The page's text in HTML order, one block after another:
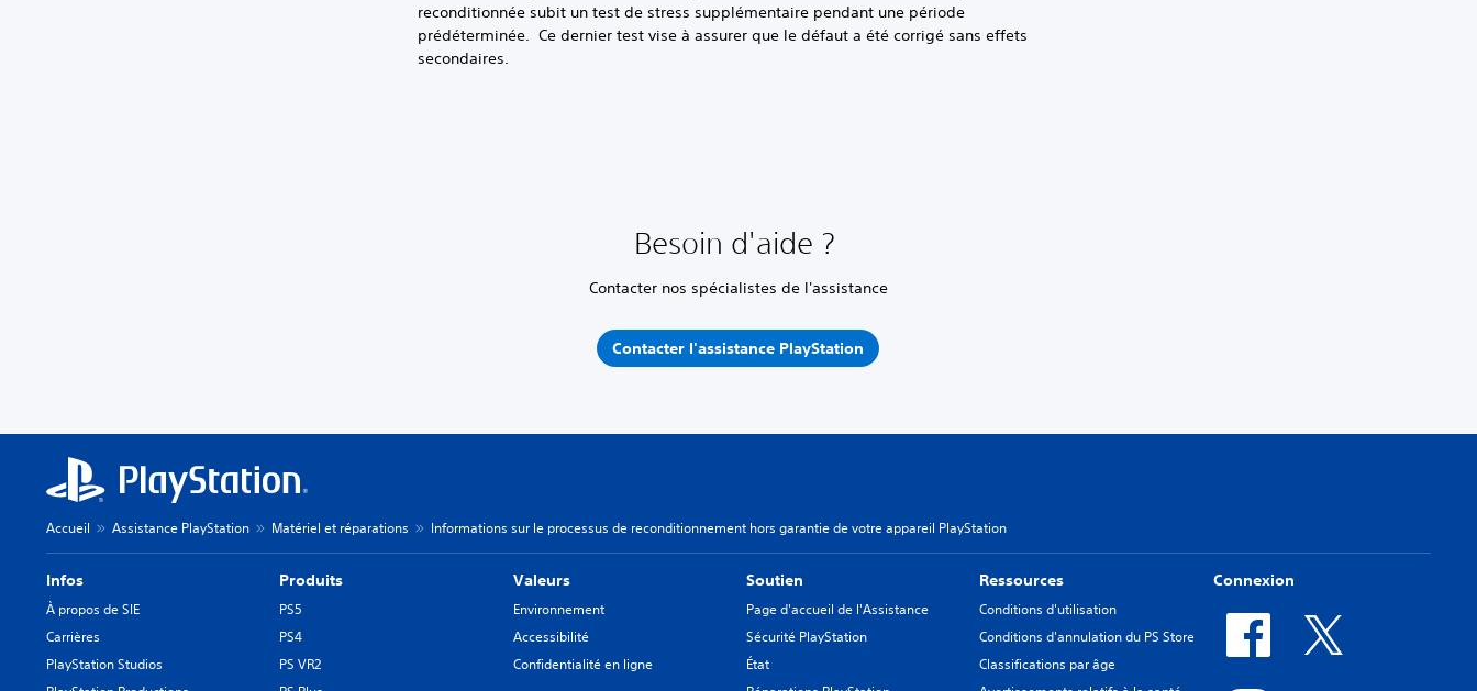
reconditionnée subit un test de stress supplémentaire pendant une période
prédéterminée. Ce dernier test vise à assurer que le défaut a été corrigé sans effets
secondaires.
Besoin d'aide ?
Contacter nos spécialistes de l'assistance
Contacter l'assistance PlayStation
Accueil Assistance PlayStation Matériel et réparations Informations sur le processus de reconditionnement hors garantie de votre appareil PlayStation
Infos
À propos de SIE
Carrières
PlayStation Studios
Produits
PS5
PS4
PS VR2
Valeurs
Environnement
Accessibilité
Confidentialité en ligne
Soutien
Page d'accueil de l'Assistance
Sécurité PlayStation
État
Ressources
Conditions d'utilisation
Conditions d'annulation du PS Store
Classifications par âge
Connexion